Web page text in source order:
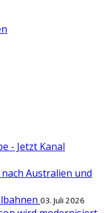
- Jetzt Kanal
Australien und
03. Juli 2026